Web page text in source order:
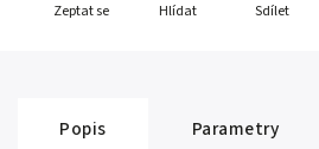
Zeptat se Hlídat Sdílet
Popis Parametry